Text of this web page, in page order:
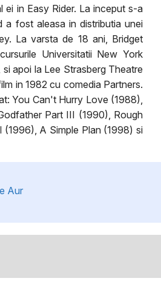
ei in Easy Rider. La inceput s-a
a fost aleasa in distributia unei
La varsta de 18 ani, Bridget
Universitatii New York
apoi la Lee Strasberg Theatre
in 1982 cu comedia Partners.
You Can't Hurry Love (1988),
Part III (1990), Rough
(1996), A Simple Plan (1998) si
Aur